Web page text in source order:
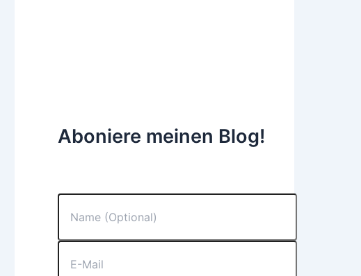
Aboniere meinen Blog!